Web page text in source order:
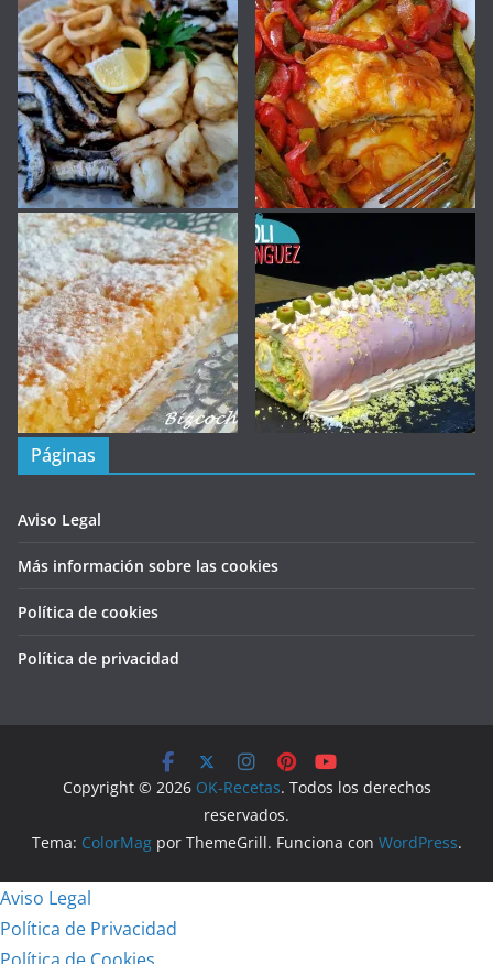
Páginas
Aviso Legal
Más información sobre las cookies
Política de cookies
Política de privacidad
Copyright © 2026 OK-Recetas. Todos los derechos
reservados.
Tema: ColorMagpor ThemeGrill. Funciona con WordPress.
Aviso Legal
Política de Privacidad
Política de Cookies